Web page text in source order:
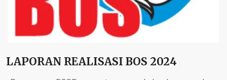
LAPORAN REALISASI BOS 2024